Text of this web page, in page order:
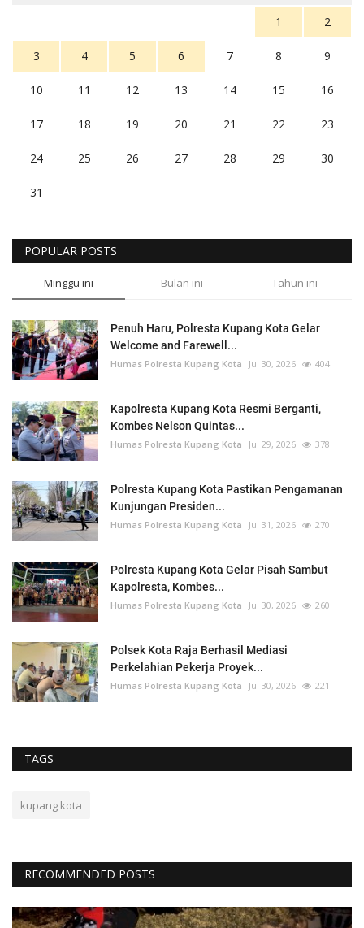
1
2
3 4 5 6 7 8 9
10 11 12 13 14 15 16
17 18 19 20 21 22 23
24 25 26 27 28 29 30
31
POPULAR POSTS
Minggu ini Bulan ini Tahun ini
Penuh Haru, Polresta Kupang Kota Gelar
Welcome and Farewell...
Humas Polresta Kupang Kota Jul 30, 2026 404
Kapolresta Kupang Kota Resmi Berganti,
Kombes Nelson Quintas...
Humas Polresta Kupang Kota Jul 29, 2026 378
Polresta Kupang Kota Pastikan Pengamanan
Kunjungan Presiden...
Humas Polresta Kupang Kota Jul 31, 2026 270
Polresta Kupang Kota Gelar Pisah Sambut
Kapolresta, Kombes...
Humas Polresta Kupang Kota Jul 30, 2026 260
Polsek Kota Raja Berhasil Mediasi
Perkelahian Pekerja Proyek...
Humas Polresta Kupang Kota Jul 30, 2026 221
TAGS
kupang kota
RECOMMENDED POSTS